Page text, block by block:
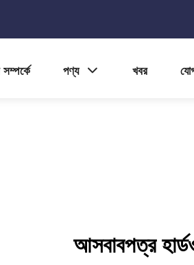
পণ্য খবর
আসবাবপত্র